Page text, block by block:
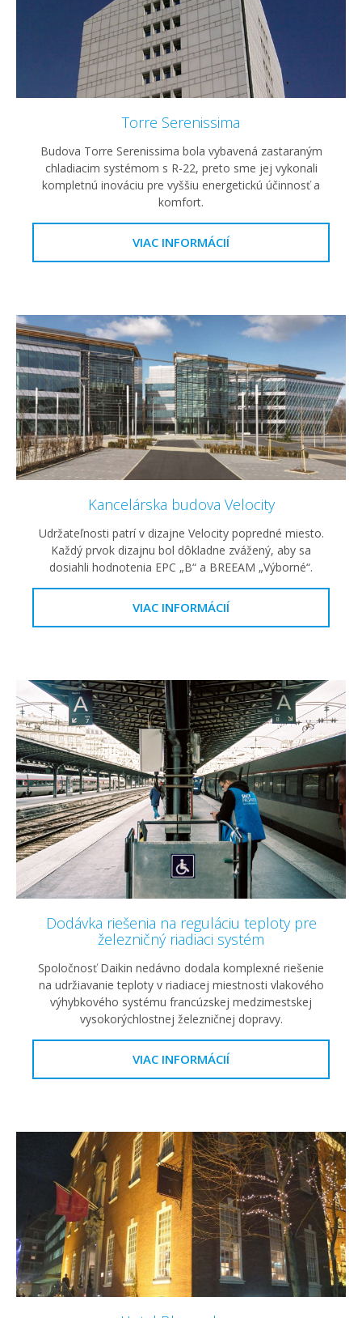
Torre Serenissima
Budova Torre Serenissima bola vybavená zastaraným
chladiacim systémom s R-22, preto sme jej vykonali
kompletnú inováciu pre vyššiu energetickú účinnosť a
komfort.
VIAC INFORMÁCIÍ
Kancelárska budova Velocity
Udržateľnosti patrí v dizajne Velocity popredné miesto.
Každý prvok dizajnu bol dôkladne zvážený, aby sa
dosiahli hodnotenia EPC „B“ a BREEAM „Výborné“.
VIAC INFORMÁCIÍ
Dodávka riešenia na reguláciu teploty pre
železničný riadiaci systém
Spoločnosť Daikin nedávno dodala komplexné riešenie
na udržiavanie teploty v riadiacej miestnosti vlakového
výhybkového systému francúzskej medzimestskej
vysokorýchlostnej železničnej dopravy.
VIAC INFORMÁCIÍ